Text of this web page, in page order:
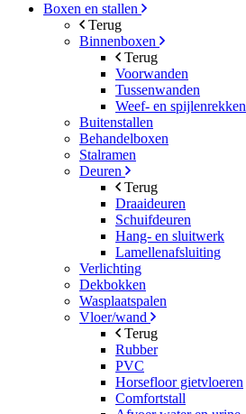
Boxen en stallen
Terug
Binnenboxen
Terug
Voorwanden
Tussenwanden
Weef- en spijlenrekken
Buitenstallen
Behandelboxen
Stalramen
Deuren
Terug
Draaideuren
Schuifdeuren
Hang- en sluitwerk
Lamellenafsluiting
Verlichting
Dekbokken
Wasplaatspalen
Vloer/wand
Terug
Rubber
PVC
Horsefloor gietvloeren
Comfortstall